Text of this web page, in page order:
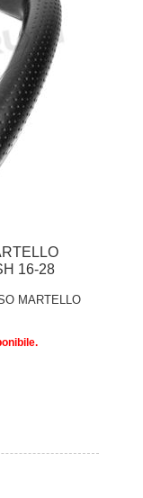
16-28
MARTELLO